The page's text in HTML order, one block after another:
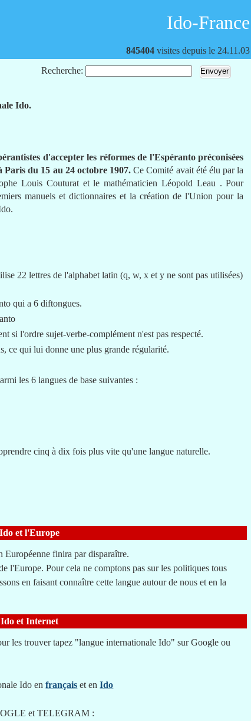
Ido-France
845404 visites depuis le 24.11.03
Recherche:
Ido.
d'accepter les réformes de l'Espéranto préconisées
du 15 au 24 octobre 1907. Ce Comité avait été élu par la
Louis Couturat et le mathématicien Léopold Leau . Pour
manuels et dictionnaires et la création de l'Union pour la
22 lettres de l'alphabet latin (q, w, x et y ne sont pas utilisées)
qui a 6 diftongues.
si l'ordre sujet-verbe-complément n'est pas respecté.
ce qui lui donne une plus grande régularité.
les 6 langues de base suivantes :
cinq à dix fois plus vite qu'une langue naturelle.
Ido et l'Europe
finira par disparaître.
l'Europe. Pour cela ne comptons pas sur les politiques tous
en faisant connaître cette langue autour de nous et en la
Ido et Internet
les trouver tapez "langue internationale Ido" sur Google ou
Ido enfrançais et enIdo
et TELEGRAM :